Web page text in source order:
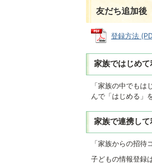
友だち追加後
登録方法
家族ではじめ
「家族の中でも
んで「はじめる」
家族で連携し
「家族からの招
子どもの情報登録